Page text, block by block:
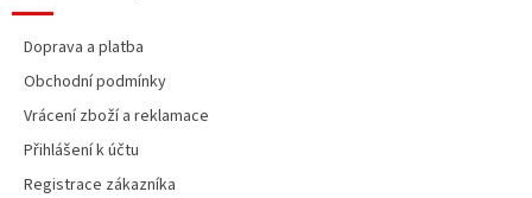
Doprava a platba
Obchodní podmínky
Vrácení zboží a reklamace
Přihlášení k účtu
Registrace zákazníka